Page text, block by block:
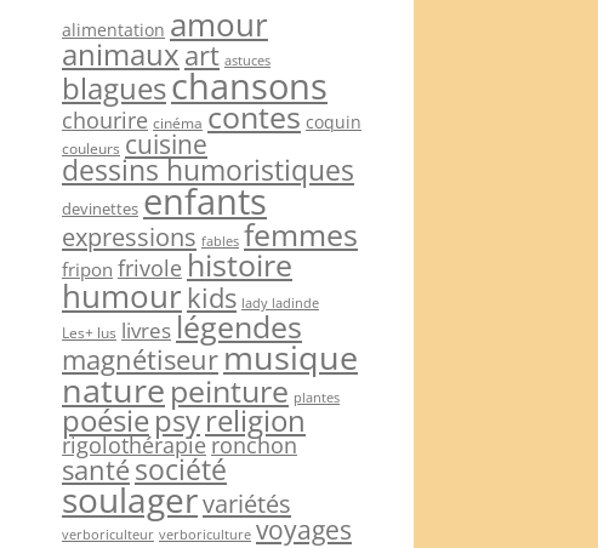
alimentation amour
animauxart astuces
blagueschansons
chourire cinéma contes coquin
couleurs cuisine
dessins humoristiques
devinettes enfants
expressions fables femmes
fripon frivole histoire
humour kids lady ladinde
Les+ lus livreslégendes
magnétiseurmusique
naturepeinture plantes
poésiepsyreligion
rigolothérapieronchon
santésociété
soulagervariétés
verboriculteur verboriculture voyages